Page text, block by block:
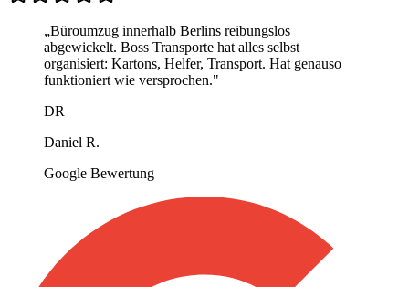
„Büroumzug innerhalb Berlins reibungslos
abgewickelt. Boss Transporte hat alles selbst
organisiert: Kartons, Helfer, Transport. Hat genauso
funktioniert wie versprochen."
DR
Daniel R.
Google Bewertung